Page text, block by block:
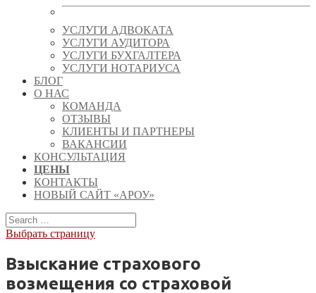
УСЛУГИ АДВОКАТА
УСЛУГИ АУДИТОРА
УСЛУГИ БУХГАЛТЕРА
УСЛУГИ НОТАРИУСА
БЛОГ
О НАС
КОМАНДА
ОТЗЫВЫ
КЛИЕНТЫ И ПАРТНЕРЫ
ВАКАНСИИ
КОНСУЛЬТАЦИЯ
ЦЕНЫ
КОНТАКТЫ
НОВЫЙ САЙТ «АРОУ»
Выбрать страницу
Взыскание страхового
возмещения со страховой